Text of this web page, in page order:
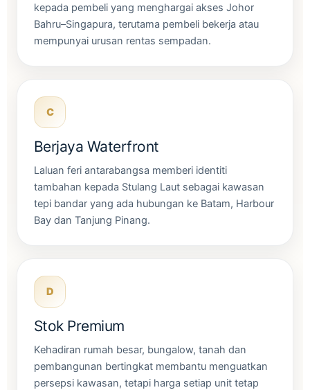
kepada pembeli yang menghargai akses Johor
Bahru–Singapura, terutama pembeli bekerja atau
mempunyai urusan rentas sempadan.
C
Berjaya Waterfront
Laluan feri antarabangsa memberi identiti
tambahan kepada Stulang Laut sebagai kawasan
tepi bandar yang ada hubungan ke Batam, Harbour
Bay dan Tanjung Pinang.
D
Stok Premium
Kehadiran rumah besar, bungalow, tanah dan
pembangunan bertingkat membantu menguatkan
persepsi kawasan, tetapi harga setiap unit tetap